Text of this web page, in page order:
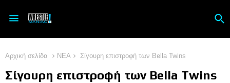
Αρχική σελίδα ΝΕΑ Σίγουρη επιστροφή των Bella Twins
Σίγουρη επιστροφή των Bella Twins